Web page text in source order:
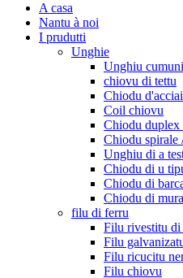
A casa
Nantu à noi
I prudutti
Unghie
Unghiu cumuni
chiovu di tettu
Chiodu
Coil chiovu
Chiodu duplex
Chiodu spirale
Unghiu di a
Chiodu di u
Chiodu di
Chiodu di
filu di ferru
Filu rivestitu
Filu
Filu ricucitu
Filu chiovu